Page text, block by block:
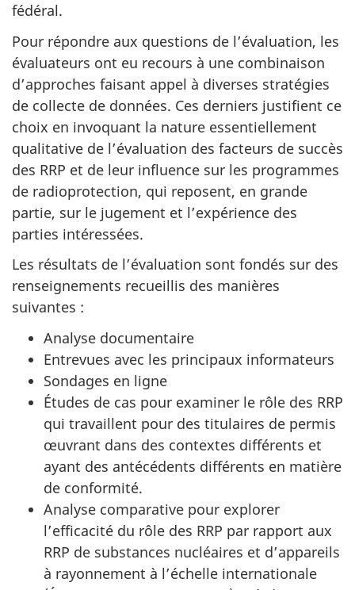
fédéral.
Pour répondre aux questions de l’évaluation, les
évaluateurs ont eu recours à une combinaison
d’approches faisant appel à diverses stratégies
de collecte de données. Ces derniers justifient ce
choix en invoquant la nature essentiellement
qualitative de l’évaluation des facteurs de succès
des RRP et de leur influence sur les programmes
de radioprotection, qui reposent, en grande
partie, sur le jugement et l’expérience des
parties intéressées.
Les résultats de l’évaluation sont fondés sur des
renseignements recueillis des manières
suivantes :
Analyse documentaire
Entrevues avec les principaux informateurs
Sondages en ligne
Études de cas pour examiner le rôle des RRP
qui travaillent pour des titulaires de permis
œuvrant dans des contextes différents et
ayant des antécédents différents en matière
de conformité.
Analyse comparative pour explorer
l’efficacité du rôle des RRP par rapport aux
RRP de substances nucléaires et d’appareils
à rayonnement à l’échelle internationale